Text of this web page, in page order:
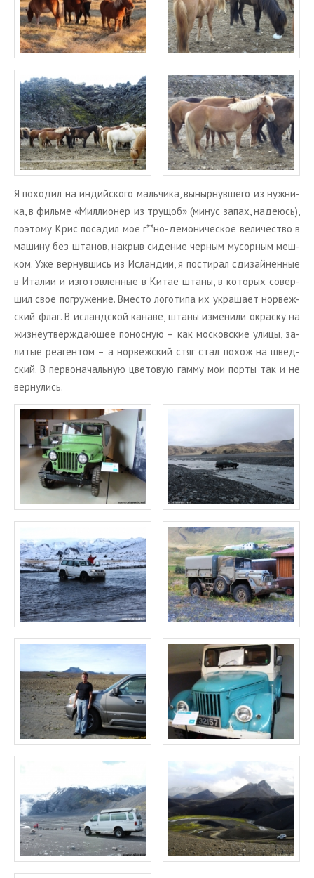
Я по­хо­дил на ин­дий­ско­го маль­чи­ка, вы­ныр­нув­ше­го из нуж­ни­
ка, в филь­ме «Мил­ли­о­нер из тру­щоб» (минус запах, на­де­юсь),
по­это­му Крис по­са­дил мое г**но-де­мо­ни­че­ское ве­ли­че­ство в
ма­ши­ну без шта­нов, на­крыв си­де­ние чер­ным му­сор­ным меш­
ком. Уже вер­нув­шись из Ис­лан­дии, я по­сти­рал сди­зай­нен­ные
в Ита­лии и из­го­тов­лен­ные в Китае штаны, в ко­то­рых со­вер­
шил свое по­гру­же­ние. Вме­сто ло­го­ти­па их укра­ша­ет нор­веж­
ский флаг. В ис­ланд­ской ка­на­ве, штаны из­ме­ни­ли окрас­ку на
жиз­не­утвер­жда­ю­щее по­нос­ную – как мос­ков­ские улицы, за­
ли­тые ре­а­ген­том – а нор­веж­ский стяг стал похож на швед­
ский. В пер­во­на­чаль­ную цве­то­вую гамму мои порты так и не
вер­ну­лись.